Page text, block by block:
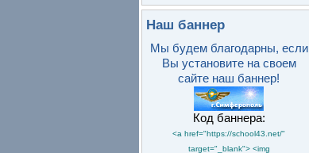
Наш баннер
Мы будем благодарны, если
Вы установите на своем
сайте наш баннер!
Код баннера:
<a href="https://school43.net/"
target="_blank"> <img